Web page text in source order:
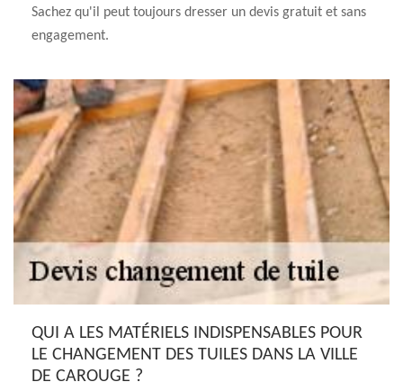
Sachez qu'il peut toujours dresser un devis gratuit et sans
engagement.
QUI A LES MATÉRIELS INDISPENSABLES POUR
LE CHANGEMENT DES TUILES DANS LA VILLE
DE CAROUGE ?